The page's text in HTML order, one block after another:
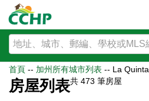
首頁 -- 加州所有城市列表 -- La Quinta
房屋列表共 473 筆房屋